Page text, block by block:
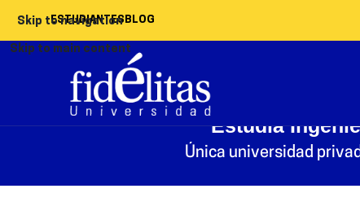
Skip to navigation
Skip to main content
ESTUDIANTES BLOG
Estudiá
Única universidad